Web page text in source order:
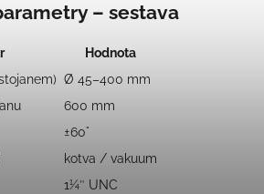
– sestava
Hodnota
Ø 45–400 mm
600 mm
±60°
kotva / vakuum
1¼″ UNC